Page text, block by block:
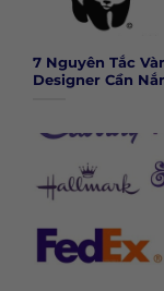
7 Nguyên Tắc
Designer Cần